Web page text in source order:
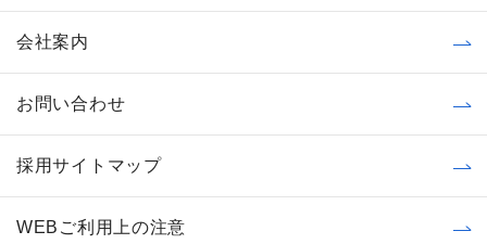
会社案内
お問い合わせ
採用サイトマップ
WEBご利用上の注意